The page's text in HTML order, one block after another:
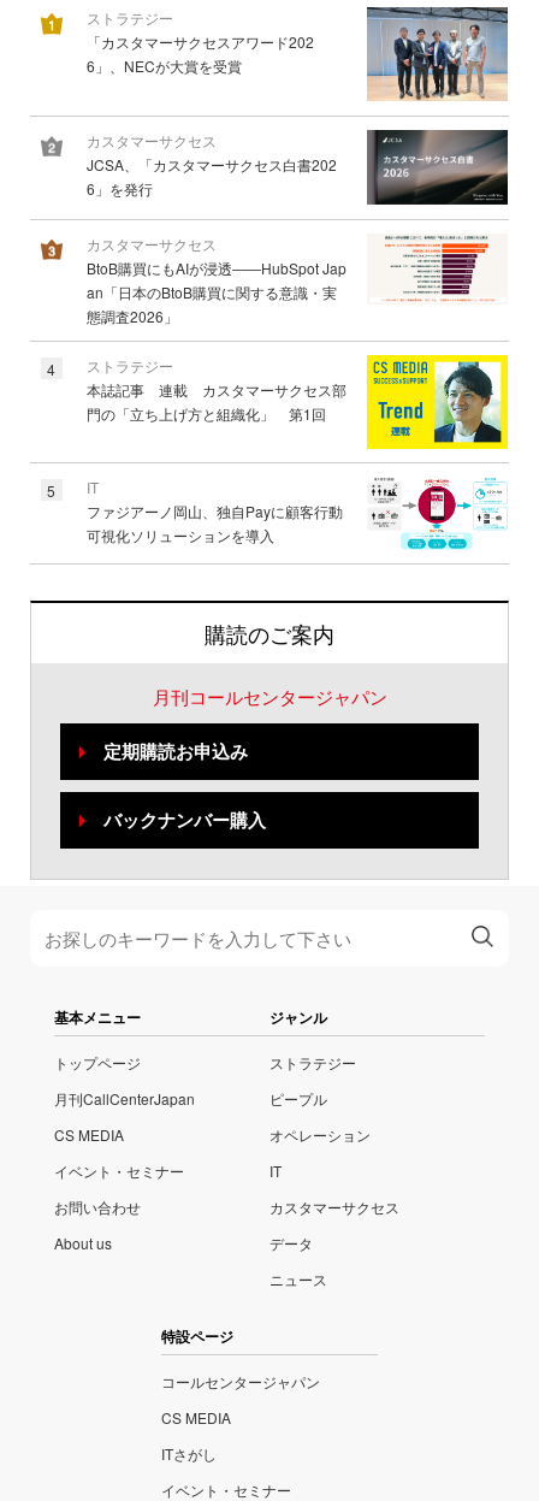
ストラテジー
「カスタマーサクセスアワード202
6」、NECが大賞を受賞
カスタマーサクセス
JCSA、「カスタマーサクセス白書202
6」を発行
カスタマーサクセス
BtoB購買にもAIが浸透――HubSpot Jap
an「日本のBtoB購買に関する意識・実
態調査2026」
4
ストラテジー
本誌記事 連載 カスタマーサクセス部
門の「立ち上げ方と組織化」 第1回
5
IT
ファジアーノ岡山、独自Payに顧客行動
可視化ソリューションを導入
購読のご案内
月刊コールセンタージャパン
定期購読お申込み
バックナンバー購入
基本メニュー
トップページ
月刊CallCenterJapan
CS MEDIA
イベント・セミナー
お問い合わせ
About us
ジャンル
ストラテジー
ピープル
オペレーション
IT
カスタマーサクセス
データ
ニュース
特設ページ
コールセンタージャパン
CS MEDIA
ITさがし
イベント・セミナー